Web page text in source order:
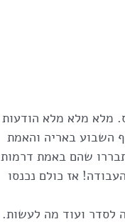
מלא מלא מלא הודעות
השבוע באריה והאמת
שהם באמת דרמות
אז כולם נכנסו
לסדר ועוד מה לעשות.